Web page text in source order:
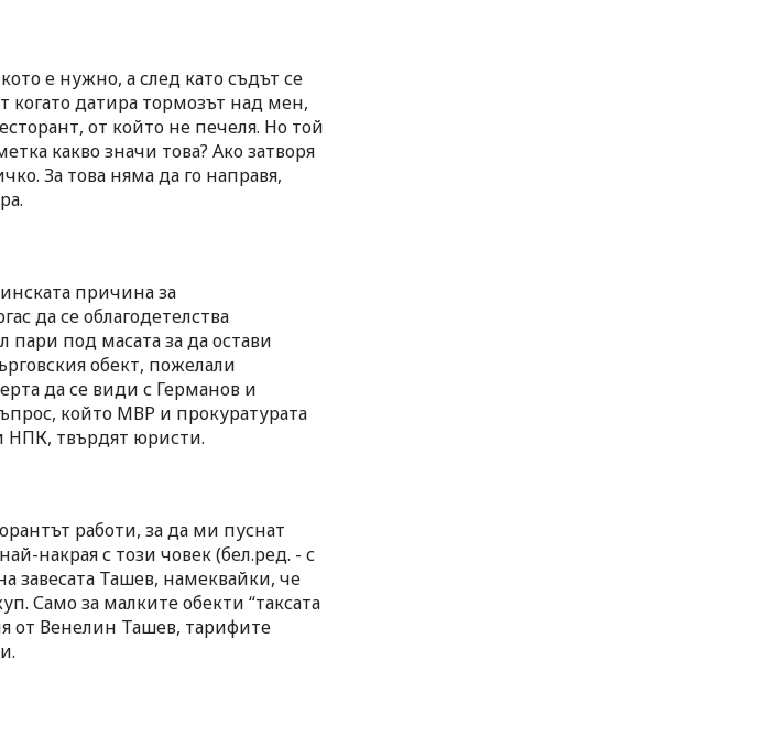
е нужно, а след като съдът се
когато датира тормозът над мен,
от който не печеля. Но той
какво значи това? Ако затворя
За това няма да го направя,
причина за
да се облагодетелства
под масата за да остави
обект, пожелали
да се види с Германов и
който МВР и прокуратурата
НПК, твърдят юристи.
работи, за да ми пуснат
накрая с този човек (бел.ред. - с
завесата Ташев, намеквайки, че
Само за малките обекти “таксата
от Венелин Ташев, тарифите